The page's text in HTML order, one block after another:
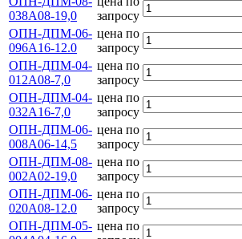
038А08-19,0
запросу
ОПН-ДПМ-06-
096А16-12.0
цена по
запросу
ОПН-ДПМ-04-
012А08-7,0
цена по
запросу
ОПН-ДПМ-04-
032А16-7,0
цена по
запросу
ОПН-ДПМ-06-
008А06-14,5
цена по
запросу
ОПН-ДПМ-08-
002А02-19,0
цена по
запросу
ОПН-ДПМ-06-
020А08-12.0
цена по
запросу
ОПН-ДПМ-05- цена по